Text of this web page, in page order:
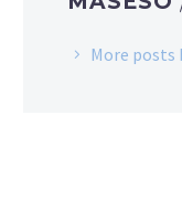
More posts